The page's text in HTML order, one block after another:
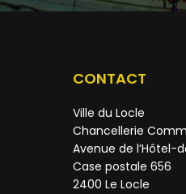
CONTACT
Ville du Locle
Chancellerie
Avenue de l’Hôtel-
Case postale 656
2400 Le Locle